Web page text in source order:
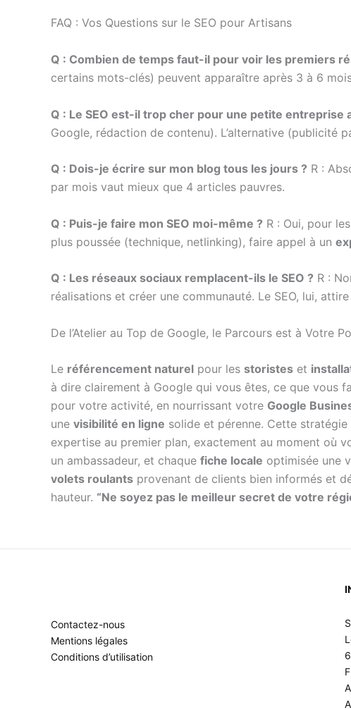
FAQ : Vos Questions sur le SEO pour Artisans
Q : Combien de temps faut-il pour voir les premiers
certains mots-clés) peuvent apparaître après 3 à 6
Q : Le SEO est-il trop cher pour une petite entreprise
Google, rédaction de contenu). L’alternative (publicité
Q : Dois-je écrire sur mon blog tous les jours ? R :
par mois vaut mieux que 4 articles pauvres.
Q : Puis-je faire mon SEO moi-même ? R : Oui, pour
plus poussée (technique, netlinking), faire appel à un
Q : Les réseaux sociaux remplacent-ils le SEO ? R :
réalisations et créer une communauté. Le SEO, lui,
De l’Atelier au Top de Google, le Parcours est à Votre
Le référencement naturel pour les storistes et
à dire clairement à Google qui vous êtes, ce que vous
pour votre activité, en nourrissant votre Google
une visibilité en ligne solide et pérenne. Cette
expertise au premier plan, exactement au moment où
un ambassadeur, et chaque fiche locale optimisée une
volets roulants provenant de clients bien informés et
hauteur. “Ne soyez pas le meilleur secret de votre
Contactez-nous
Mentions légales
Conditions d’utilisation